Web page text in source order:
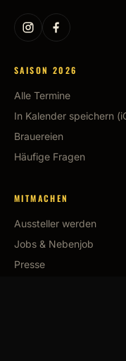
SAISON 2026
Alle Termine
In Kalender speichern
Brauereien
Häufige Fragen
MITMACHEN
Aussteller werden
Jobs & Nebenjob
Presse